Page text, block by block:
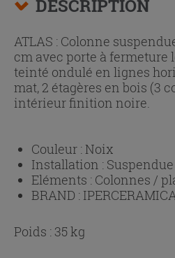
DESCRIPTION
ATLAS : Colonne
cm avec porte à fermeture
teinté ondulé en lignes
mat, 2 étagères en bois (3
intérieur finition noire.
Couleur :Noix
Installation : Suspendue
Eléments : Colonnes /
BRAND :
Poids : 35 kg